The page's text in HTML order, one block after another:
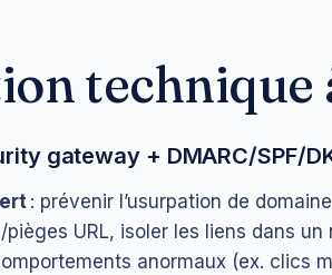
technique
gateway + DMARC/SPF/
: prévenir l’usurpation de
URL, isoler les liens dans
anormaux (ex. clics